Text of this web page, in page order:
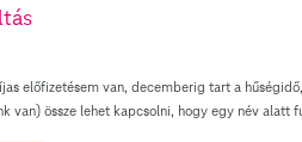
előfizetésem van, decemberig tart a
össze lehet kapcsolni, hogy egy név alatt